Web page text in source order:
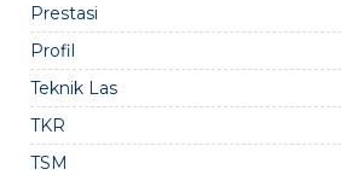
Prestasi
Profil
Teknik Las
TKR
TSM